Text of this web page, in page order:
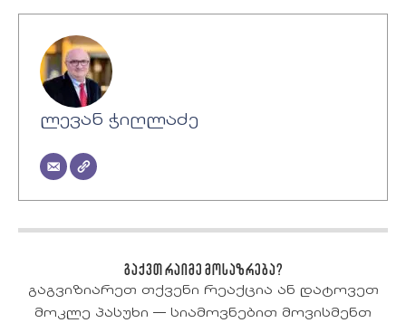
ლევან ჭიღლაძე
გაქვთ რაიმე მოსაზრება?
გაგვიზიარეთ თქვენი რეაქცია ან დატოვეთ
მოკლე პასუხი — სიამოვნებით მოვისმენთ